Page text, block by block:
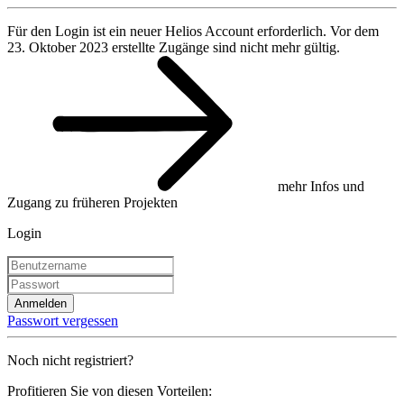
Für den Login ist ein neuer Helios Account erforderlich. Vor dem
23. Oktober 2023 erstellte Zugänge sind nicht mehr gültig.
mehr Infos und
Zugang zu früheren Projekten
Login
Anmelden
Passwort vergessen
Noch nicht registriert?
Profitieren Sie von diesen Vorteilen: